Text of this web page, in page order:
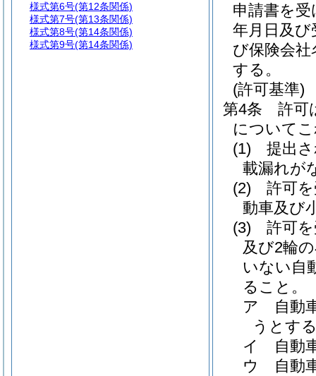
申請書を
年月日及
び保険会
する。
(許可基準)
第4条
許可
について
(1)
提出
載漏れが
(2)
許可
動車及び
(3)
許可
及び2輪
いない自
ること。
ア
自動
うとす
イ
自動
ウ
自動
様式第6号(第12条関係)
様式第7号(第13条関係)
様式第8号(第14条関係)
様式第9号(第14条関係)